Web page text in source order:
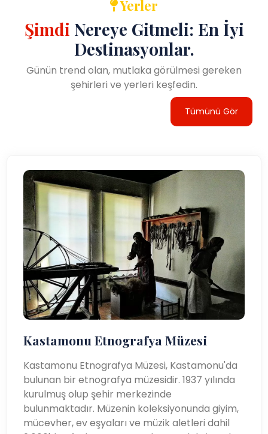
Yerler
Şimdi Nereye Gitmeli: En İyi
Destinasyonlar.
Günün trend olan, mutlaka görülmesi gereken
şehirleri ve yerleri keşfedin.
Tümünü Gör
Kastamonu Etnografya Müzesi
Kastamonu Etnografya Müzesi, Kastamonu'da
bulunan bir etnografya müzesidir. 1937 yılında
kurulmuş olup şehir merkezinde
bulunmaktadır. Müzenin koleksiyonunda giyim,
mücevher, ev eşyaları ve müzik aletleri dahil